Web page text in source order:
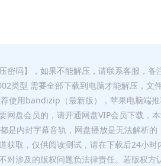
码】，如果不能解压，请联系客服，备
型 需要全部下载到电脑才能解压，文件
使用bandizip（最新版），苹果电脑端推
盘会员的，请开通网盘VIP会员下载，本
是内封字幕音轨，网盘播放是无法解析
获取，仅供阅读测试，请在下载后24小时
涉及的版权问题负法律责任。若版权方